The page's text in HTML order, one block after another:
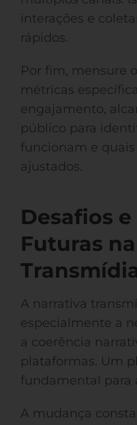
interações e
rápidos.
Por fim, mensure
métricas
engajamento,
público para
funcionam e
ajustados.
Desafios
Futuras
A narrativa
especialmente a
a coerência
plataformas. Um
fundamental para
A mudança